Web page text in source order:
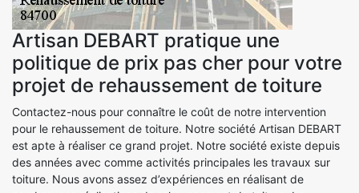
Artisan DEBART pratique une
politique de prix pas cher pour votre
projet de rehaussement de toiture
Contactez-nous pour connaître le coût de notre intervention
pour le rehaussement de toiture. Notre société Artisan DEBART
est apte à réaliser ce grand projet. Notre société existe depuis
des années avec comme activités principales les travaux sur
toiture. Nous avons assez d’expériences en réalisant de